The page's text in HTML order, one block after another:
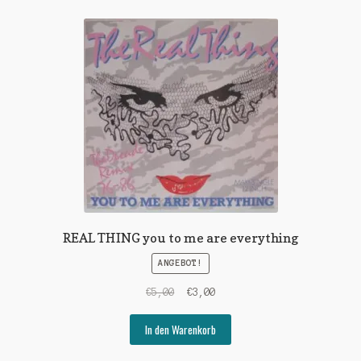
REAL THING you to me are everything
ANGEBOT!
€5,00
Ursprünglicher
war:
€5,00
€3,00Aktueller
ist:
€3,00.
In den Warenkorb